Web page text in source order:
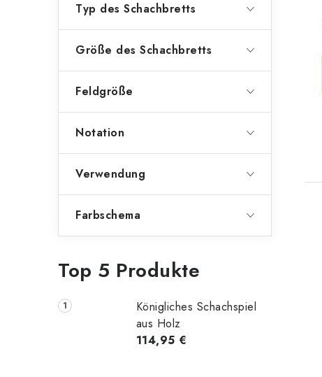
Typ des Schachbretts
Größe des Schachbretts
Feldgröße
Notation
Verwendung
Farbschema
Top 5 Produkte
Königliches Schachspiel
aus Holz
114,95 €
e